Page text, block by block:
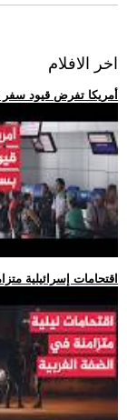
اخر الافلام
.. أمريكا تفرض قيود
.. 5 اقتحامات إسرائيلية